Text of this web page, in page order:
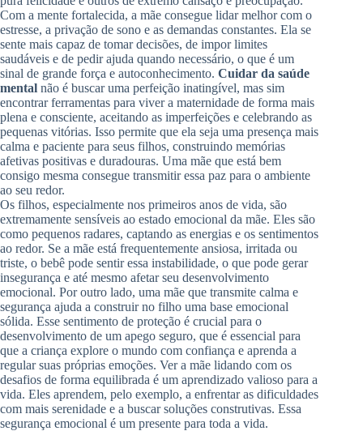
Com a mente fortalecida, a mãe consegue lidar melhor com o
estresse, a privação de sono e as demandas constantes. Ela se
sente mais capaz de tomar decisões, de impor limites
saudáveis e de pedir ajuda quando necessário, o que é um
sinal de grande força e autoconhecimento. Cuidar da saúde
mental não é buscar uma perfeição inatingível, mas sim
encontrar ferramentas para viver a maternidade de forma mais
plena e consciente, aceitando as imperfeições e celebrando as
pequenas vitórias. Isso permite que ela seja uma presença mais
calma e paciente para seus filhos, construindo memórias
afetivas positivas e duradouras. Uma mãe que está bem
consigo mesma consegue transmitir essa paz para o ambiente
ao seu redor.
Os filhos, especialmente nos primeiros anos de vida, são
extremamente sensíveis ao estado emocional da mãe. Eles são
como pequenos radares, captando as energias e os sentimentos
ao redor. Se a mãe está frequentemente ansiosa, irritada ou
triste, o bebê pode sentir essa instabilidade, o que pode gerar
insegurança e até mesmo afetar seu desenvolvimento
emocional. Por outro lado, uma mãe que transmite calma e
segurança ajuda a construir no filho uma base emocional
sólida. Esse sentimento de proteção é crucial para o
desenvolvimento de um apego seguro, que é essencial para
que a criança explore o mundo com confiança e aprenda a
regular suas próprias emoções. Ver a mãe lidando com os
desafios de forma equilibrada é um aprendizado valioso para a
vida. Eles aprendem, pelo exemplo, a enfrentar as dificuldades
com mais serenidade e a buscar soluções construtivas. Essa
segurança emocional é um presente para toda a vida.